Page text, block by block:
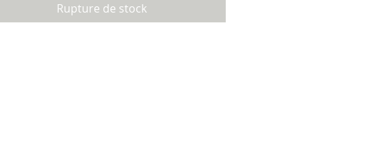
Rupture de stock